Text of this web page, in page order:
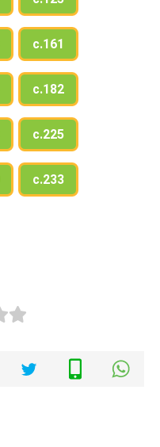
с.161
с.182
с.225
с.233